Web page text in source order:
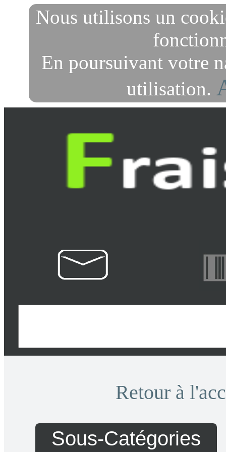
Nous utilisons un
En poursuivant votre
utilisation.
Retour à
Sous-Catégories